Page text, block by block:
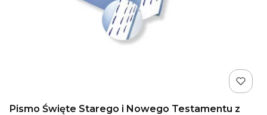
Pismo Święte Starego i Nowego Testamentu z